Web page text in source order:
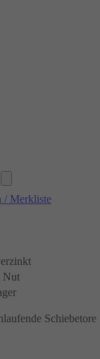
/ Merkliste
Nut
Schiebetore